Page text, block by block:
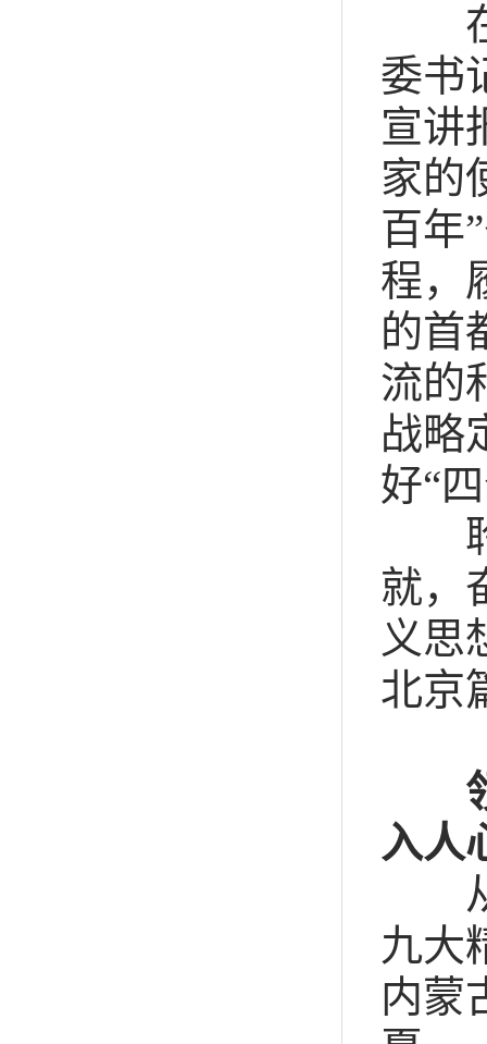
在
委书
宣讲
家的
百年
程，
的首
流的
战略
好“
聆
就，
义思
北京
领
入人
从
九大
内蒙